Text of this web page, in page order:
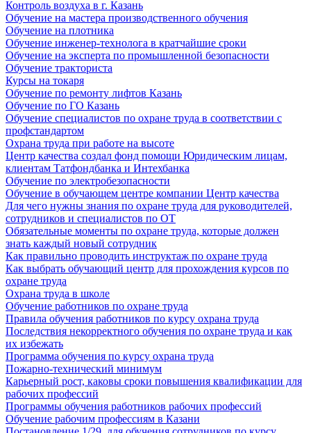
Контроль воздуха в г. Казань
Обучение на мастера производственного обучения
Обучение на плотника
Обучение инженер-технолога в кратчайшие сроки
Обучение на эксперта по промышленной безопасности
Обучение тракториста
Курсы на токаря
Обучение по ремонту лифтов Казань
Обучение по ГО Казань
Обучение специалистов по охране труда в соответствии с
профстандартом
Охрана труда при работе на высоте
Центр качества создал фонд помощи Юридическим лицам,
клиентам Татфондбанка и Интехбанка
Обучение по электробезопасности
Обучение в обучающем центре компании Центр качества
Для чего нужны знания по охране труда для руководителей,
сотрудников и специалистов по ОТ
Обязательные моменты по охране труда, которые должен
знать каждый новый сотрудник
Как правильно проводить инструктаж по охране труда
Как выбрать обучающий центр для прохождения курсов по
охране труда
Охрана труда в школе
Обучение работников по охране труда
Правила обучения работников по курсу охрана труда
Последствия некорректного обучения по охране труда и как
их избежать
Программа обучения по курсу охрана труда
Пожарно-технический минимум
Карьерный рост, каковы сроки повышения квалификации для
рабочих профессий
Программы обучения работников рабочих профессий
Обучение рабочим профессиям в Казани